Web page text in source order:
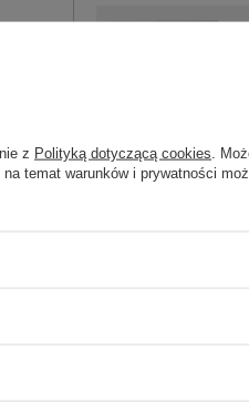
jasny różowy
z Polityką dotyczącą cookies .
temat warunków i prywatności